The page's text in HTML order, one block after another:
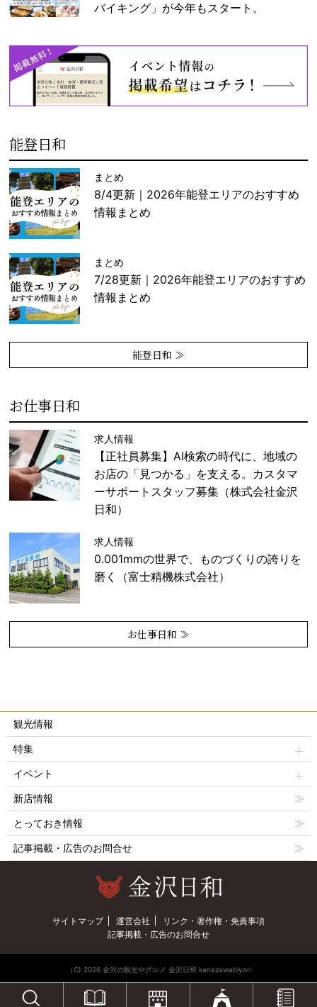
バイキング」が今年もスタート。
能登日和
まとめ
8/4更新｜2026年能登エリアのおすすめ
情報まとめ
まとめ
7/28更新｜2026年能登エリアのおすすめ
情報まとめ
能登日和 ≫
お仕事日和
求人情報
【正社員募集】AI検索の時代に、地域の
お店の「見つかる」を支える。カスタマ
ーサポートスタッフ募集（株式会社金沢
日和）
求人情報
0.001mmの世界で、ものづくりの誇りを
磨く（富士精機株式会社）
お仕事日和 ≫
観光情報
特集
イベント
新店情報
とっておき情報
記事掲載・広告のお問合せ
サイトマップ 運営会社
リンク・著作権・免責事項
記事掲載・広告のお問合せ
（C) 2026 金沢の観光やグルメ 金沢日和 kanazawabiyori